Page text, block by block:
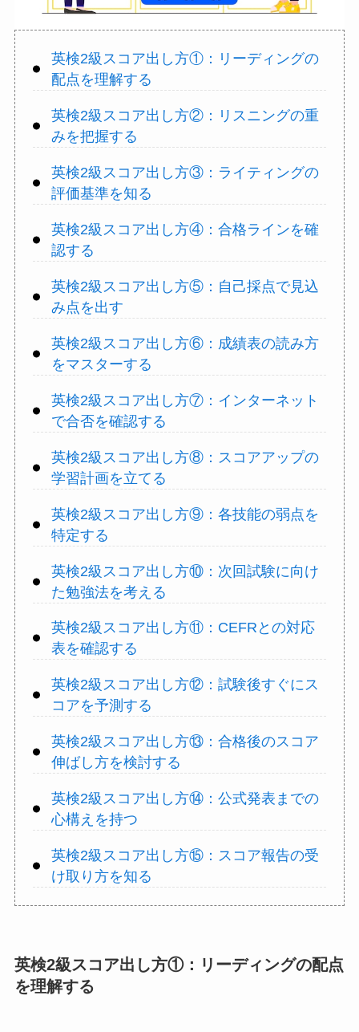
英検2級スコア出し方①：リーディングの
配点を理解する
英検2級スコア出し方②：リスニングの重
みを把握する
英検2級スコア出し方③：ライティングの
評価基準を知る
英検2級スコア出し方④：合格ラインを確
認する
英検2級スコア出し方⑤：自己採点で見込
み点を出す
英検2級スコア出し方⑥：成績表の読み方
をマスターする
英検2級スコア出し方⑦：インターネット
で合否を確認する
英検2級スコア出し方⑧：スコアアップの
学習計画を立てる
英検2級スコア出し方⑨：各技能の弱点を
特定する
英検2級スコア出し方⑩：次回試験に向け
た勉強法を考える
英検2級スコア出し方⑪：CEFRとの対応
表を確認する
英検2級スコア出し方⑫：試験後すぐにス
コアを予測する
英検2級スコア出し方⑬：合格後のスコア
伸ばし方を検討する
英検2級スコア出し方⑭：公式発表までの
心構えを持つ
英検2級スコア出し方⑮：スコア報告の受
け取り方を知る
英検2級スコア出し方①：リーディングの配点
を理解する